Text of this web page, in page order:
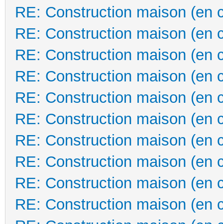
RE: Construction maison (en
RE: Construction maison (en
RE: Construction maison (en
RE: Construction maison (en
RE: Construction maison (en
RE: Construction maison (en
RE: Construction maison (en
RE: Construction maison (en
RE: Construction maison (en
RE: Construction maison (en